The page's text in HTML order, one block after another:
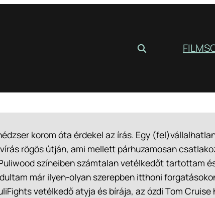
FILM
korom óta érdekel az írás. Egy
rögös útján, ami mellett párhuzamosan
színeiben számtalan vetélkedőt tartottam
már ilyen-olyan szerepben itthoni
vetélkedő atyja és bírája, az ózdi Tom